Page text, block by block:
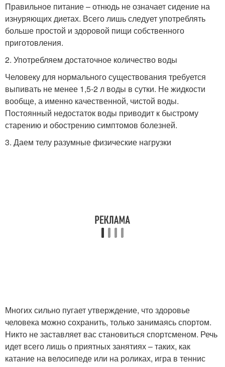
Правильное питание – отнюдь не означает сидение на
изнуряющих диетах. Всего лишь следует употреблять
больше простой и здоровой пищи собственного
приготовления.
2. Употребляем достаточное количество воды
Человеку для нормального существования требуется
выпивать не менее 1,5-2 л воды в сутки. Не жидкости
вообще, а именно качественной, чистой воды.
Постоянный недостаток воды приводит к быстрому
старению и обострению симптомов болезней.
3. Даем телу разумные физические нагрузки
Многих сильно пугает утверждение, что здоровье
человека можно сохранить, только занимаясь спортом.
Никто не заставляет вас становиться спортсменом. Речь
идет всего лишь о приятных занятиях – таких, как
катание на велосипеде или на роликах, игра в теннис